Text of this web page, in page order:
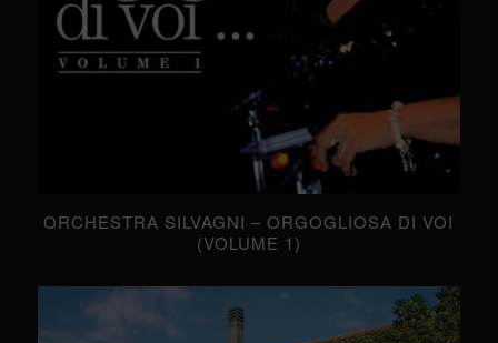
ORCHESTRA SILVAGNI – ORGOGLIOSA DI VOI
(VOLUME 1)